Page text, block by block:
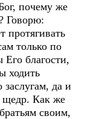
почему же
Говорю:
протягивать
только по
Его благости,
ходить
да и
Как же
своим,